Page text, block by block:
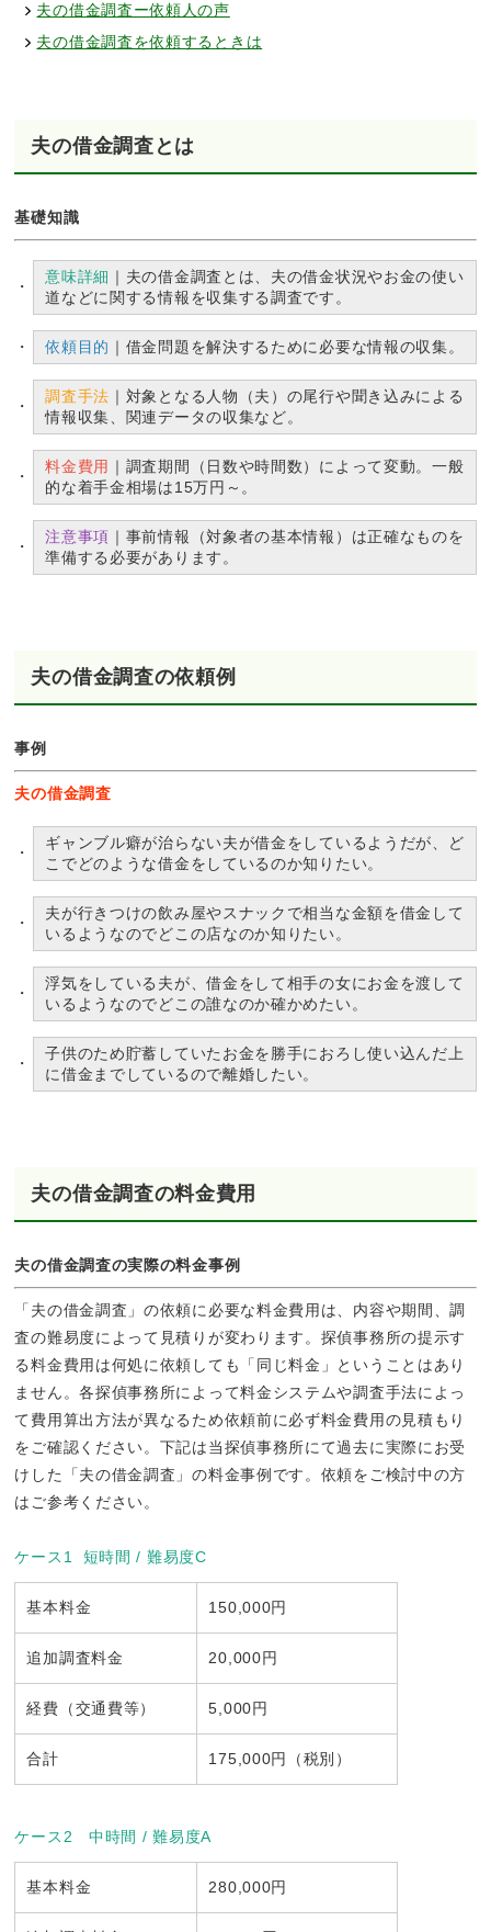
夫の借金調査ー依頼人の声
夫の借金調査を依頼するときは
夫の借金調査とは
基礎知識
意味詳細 ｜夫の借金調査とは、夫の借金状況やお金の使い
道などに関する情報を収集する調査です。
依頼目的 ｜借金問題を解決するために必要な情報の収集。
調査手法 ｜対象となる人物（夫）の尾行や聞き込みによる
情報収集、関連データの収集など。
料金費用 ｜調査期間（日数や時間数）によって変動。一般
的な着手金相場は15万円～。
注意事項 ｜事前情報（対象者の基本情報）は正確なものを
準備する必要があります。
夫の借金調査の依頼例
事例
夫の借金調査
ギャンブル癖が治らない夫が借金をしているようだが、ど
こでどのような借金をしているのか知りたい。
夫が行きつけの飲み屋やスナックで相当な金額を借金して
いるようなのでどこの店なのか知りたい。
浮気をしている夫が、借金をして相手の女にお金を渡して
いるようなのでどこの誰なのか確かめたい。
子供のため貯蓄していたお金を勝手におろし使い込んだ上
に借金までしているので離婚したい。
夫の借金調査の料金費用
夫の借金調査の実際の料金事例
「夫の借金調査」の依頼に必要な料金費用は、内容や期間、調
査の難易度によって見積りが変わります。探偵事務所の提示す
る料金費用は何処に依頼しても「同じ料金」ということはあり
ません。各探偵事務所によって料金システムや調査手法によっ
て費用算出方法が異なるため依頼前に必ず料金費用の見積もり
をご確認ください。下記は当探偵事務所にて過去に実際にお受
けした「夫の借金調査」の料金事例です。依頼をご検討中の方
はご参考ください。
ケース1 短時間 / 難易度C
基本料金 150,000円
追加調査料金 20,000円
経費（交通費等） 5,000円
合計 175,000円（税別）
ケース2 中時間 / 難易度A
基本料金 280,000円